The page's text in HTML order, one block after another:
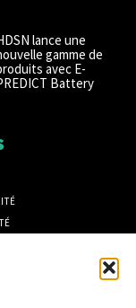
lance une
gamme de
avec E-
Battery